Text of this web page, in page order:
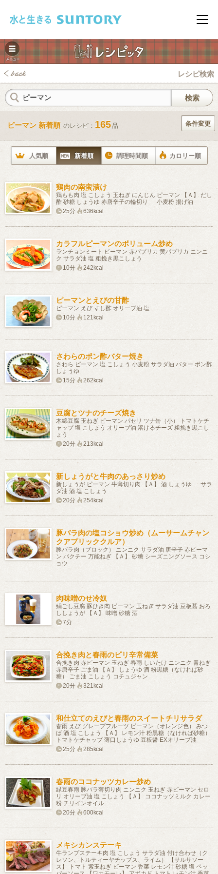
メニ
レシピ検索
ピーマン 新着順 のレシピ： 165品 条件変更
人気順 新着順 調理時間順 カロリー順
鶏肉の南蛮漬け
鶏もも肉 塩 こしょう 玉ねぎ にんじん ピーマン 【Ａ】 だし
酢 砂糖 しょうゆ 赤唐辛子の輪切り 小麦粉 揚げ油
25分
636kcal
カラフルピーマンのボリューム炒め
ランチョンミート ピーマン 赤パプリカ 黄パプリカ ニンニ
ク サラダ油 塩 粗挽き黒こしょう
10分
242kcal
ピーマンとえびの甘酢
ピーマン えび すし酢 オリーブ油 塩
10分
121kcal
さわらのポン酢バター焼き
さわら ピーマン 塩 こしょう 小麦粉 サラダ油 バター ポン酢
しょうゆ
15分
262kcal
豆腐とツナのチーズ焼き
木綿豆腐 玉ねぎ ピーマン パセリ ツナ缶（小） トマトケチ
ャップ 塩 こしょう オリーブ油 溶けるチーズ 粗挽き黒こし
ょう
20分
213kcal
新しょうがと牛肉のあっさり炒め
新しょうが ピーマン 牛薄切り肉 【Ａ】 酒 しょうゆ サラ
ダ油 酒 塩 こしょう
20分
254kcal
豚バラ肉の塩コショウ炒め（ムーサームチャン
クアプリッククルア）
豚バラ肉（ブロック） ニンニク サラダ油 唐辛子 赤ピーマ
ン パクチー 万能ねぎ 【Ａ】 砂糖 シーズニングソース コシ
ョウ
肉味噌のせ冷奴
絹ごし豆腐 豚ひき肉 ピーマン 玉ねぎ サラダ油 豆板醤 おろ
ししょうが 【Ａ】 味噌 砂糖 酒
7分
合挽き肉と春雨のピリ辛常備菜
合挽き肉 赤ピーマン 玉ねぎ 春雨 しいたけ ニンニク 青ねぎ
赤唐辛子 ごま油 【Ａ】 しょうゆ 酒 粉黒糖（なければ砂
糖） ごま油 こしょう コチュジャン
20分
321kcal
和仕立てのえびと春雨のスイートチリサラダ
春雨 えび グレープフルーツ ピーマン（オレンジ色） みつ
ば 酒 塩 こしょう 【Ａ】 レモン汁 粉黒糖（なければ砂糖）
トマトケチャップ 薄口しょうゆ 豆板醤 EXオリーブ油
25分
285kcal
春雨のココナッツカレー炒め
緑豆春雨 豚バラ薄切り肉 ニンニク 玉ねぎ 赤ピーマン セロ
リ オリーブ油 塩 こしょう 【Ａ】 ココナッツミルク カレー
粉 チリインオイル
20分
600kcal
メキシカンステーキ
牛ランプステーキ肉 塩 こしょう サラダ油 付け合わせ（ク
レソン、トルティーヤチップス、ライム） 【サルサソー
ス】 トマト 紫玉ねぎ ピーマン 香菜 レモン汁 砂糖 塩 ペッ